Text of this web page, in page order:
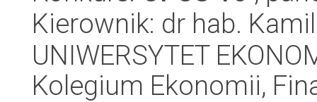
Kierownik: dr hab.
UNIWERSYTET
Kolegium Ekonomii,